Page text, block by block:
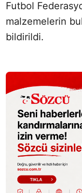
Futbol
malzemelerin
bildirildi.